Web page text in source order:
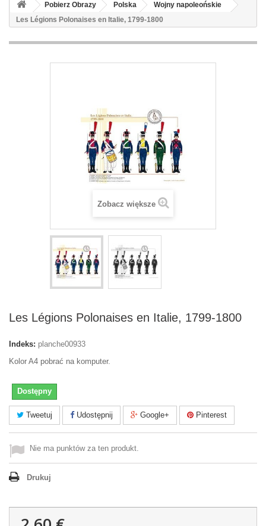
Pobierz Obrazy Polska
Wojny napoleońskie
Les Légions Polonaises en Italie, 1799-1800
Zobacz większe
Les Légions Polonaises en Italie, 1799-1800
Indeks: planche00933
Kolor A4 pobrać na komputer.
Dostępny
Tweetuj Udostępnij Google+ Pinterest
Nie ma punktów za ten produkt.
Drukuj